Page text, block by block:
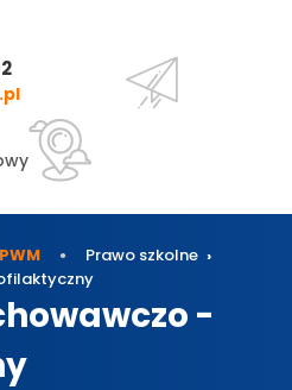
Prawo szkolne
-